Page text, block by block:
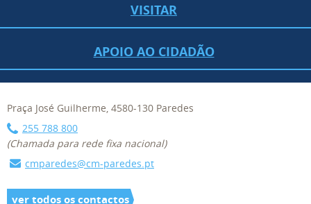
VISITAR
APOIO AO CIDADÃO
Praça José Guilherme, 4580-130 Paredes
255 788 800
(Chamada para rede fixa nacional)
cmparedes@cm-paredes.pt
ver todos os contactos